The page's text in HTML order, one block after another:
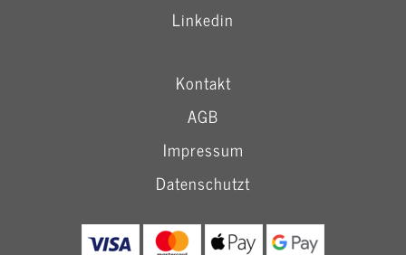
Linkedin
Kontakt
AGB
Impressum
Datenschutzt